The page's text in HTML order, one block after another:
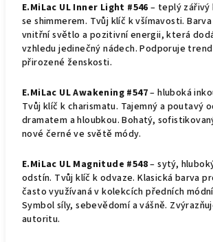
E.MiLac UL Inner Light #546 – teplý
se shimmerem. Tvůj klíč k všímavosti.
vnitřní světlo a pozitivní energii, která
vzhledu jedinečný nádech. Podporuje
přirozené ženskosti.
E.MiLac UL Awakening #547– hluboká
Tvůj klíč k charismatu. Tajemný a poutavý
dramatem a hloubkou. Bohatý,
nové černé ve světě módy.
E.MiLac UL Magnitude #548– sytý,
odstín. Tvůj klíč k odvaze. Klasická barva
často využívaná v kolekcích předních
Symbol síly, sebevědomí a vášně.
autoritu.